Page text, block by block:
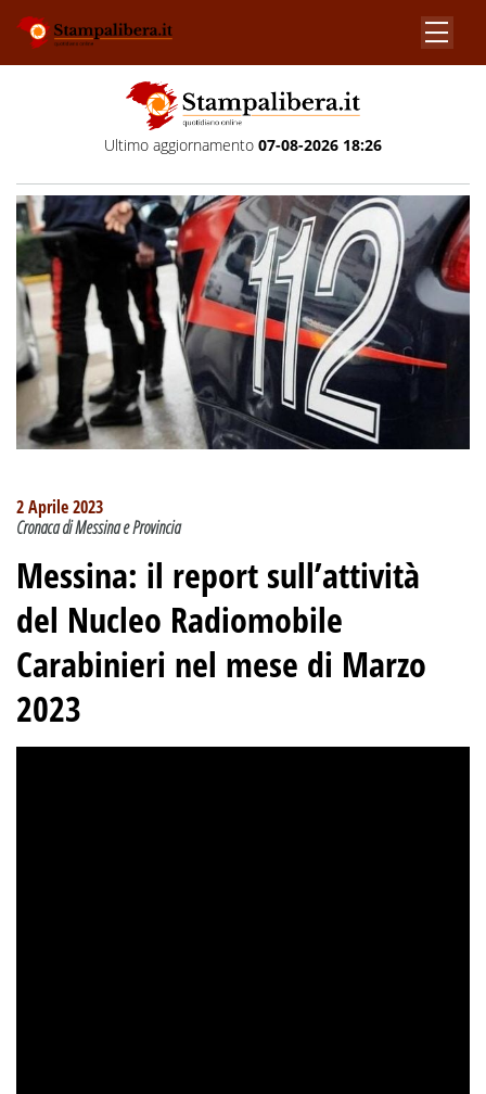
Ultimo aggiornamento 07-08-2026 18:26
2 Aprile 2023
Cronaca di Messina e Provincia
Messina: il report sull’attività
del Nucleo Radiomobile
Carabinieri nel mese di Marzo
2023